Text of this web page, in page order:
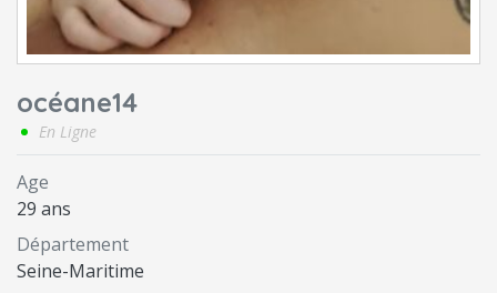
océane14
En Ligne
Age
29 ans
Département
Seine-Maritime